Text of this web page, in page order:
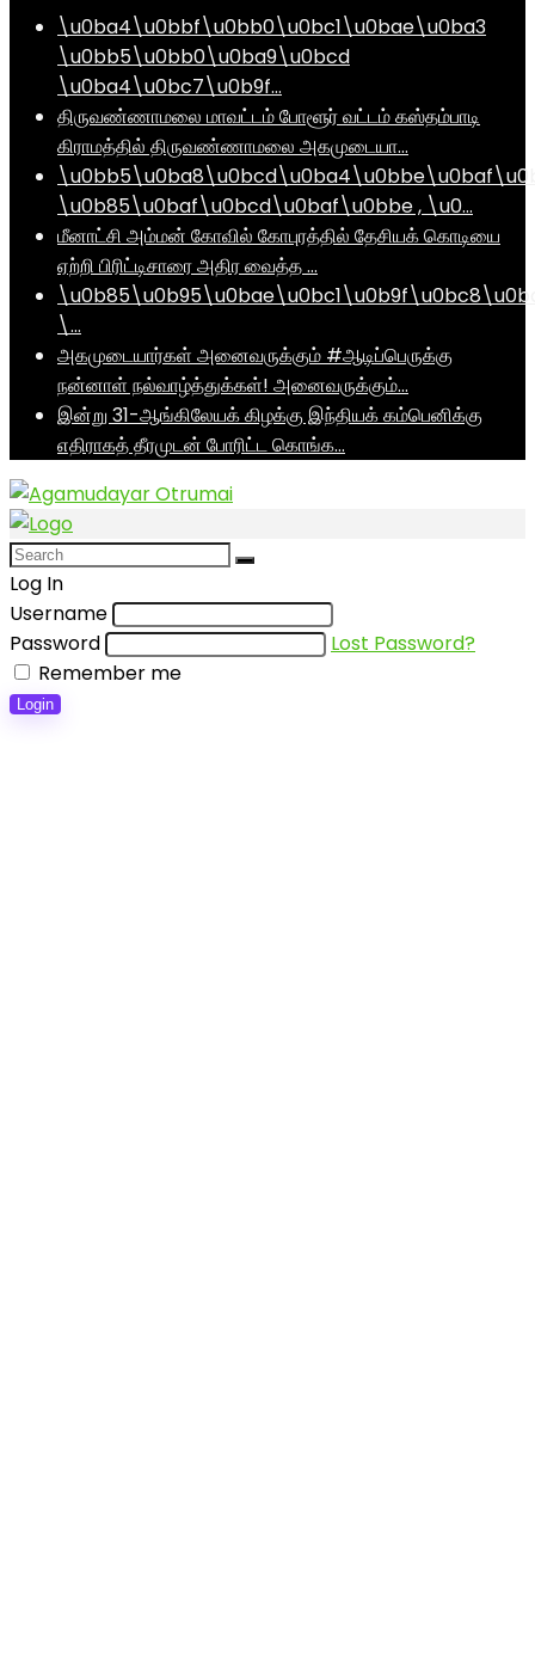
\u0ba4\u0bbf\u0bb0\u0bc1\u0bae\u0ba3
\u0bb5\u0bb0\u0ba9\u0bcd
\u0ba4\u0bc7\u0b9f…
திருவண்ணாமலை மாவட்டம் போளூர் வட்டம் கஸ்தம்பாடி
கிராமத்தில் திருவண்ணாமலை அகமுடையா…
\u0b85\u0baf\u0bcd\u0baf\u0bbe , \u0…
மீனாட்சி அம்மன் கோவில் கோபுரத்தில் தேசியக் கொடியை
ஏற்றி பிரிட்டிசாரை அதிர வைத்த …
\…
அகமுடையார்கள் அனைவருக்கும் #ஆடிப்பெருக்கு
நன்னாள் நல்வாழ்த்துக்கள்! அனைவருக்கும்…
இன்று 31-ஆங்கிலேயக் கிழக்கு இந்தியக் கம்பெனிக்கு
எதிராகத் தீரமுடன் போரிட்ட கொங்க…
Log In
Username
Password
Lost Password?
Remember me
Login